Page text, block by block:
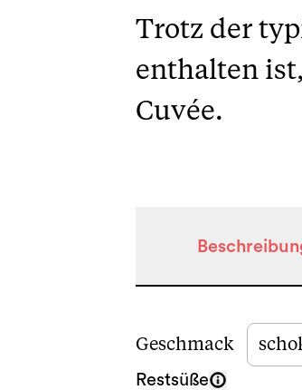
Trotz der
enthalten
Cuvée.
Beschreibung
Geschmack
Restsüße